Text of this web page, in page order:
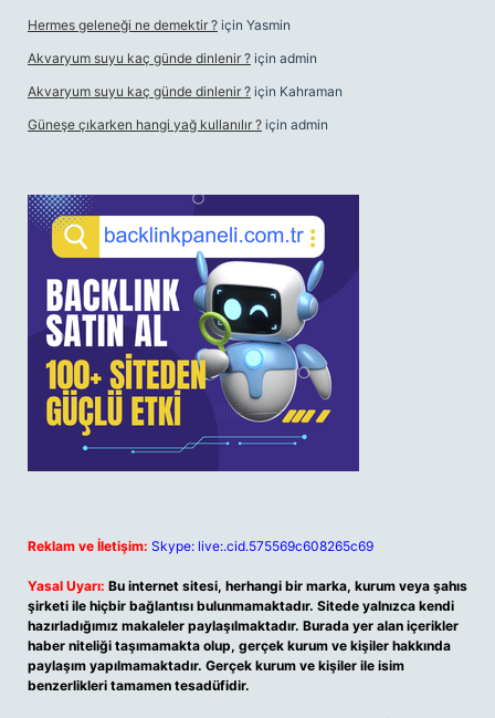
Hermes geleneği ne demektir ? için Yasmin
Akvaryum suyu kaç günde dinlenir ? için admin
Akvaryum suyu kaç günde dinlenir ? için Kahraman
Güneşe çıkarken hangi yağ kullanılır ? için admin
Reklam ve İletişim: Skype: live:.cid.575569c608265c69
Yasal Uyarı: Bu internet sitesi, herhangi bir marka, kurum veya şahıs
şirketi ile hiçbir bağlantısı bulunmamaktadır. Sitede yalnızca kendi
hazırladığımız makaleler paylaşılmaktadır. Burada yer alan içerikler
haber niteliği taşımamakta olup, gerçek kurum ve kişiler hakkında
paylaşım yapılmamaktadır. Gerçek kurum ve kişiler ile isim
benzerlikleri tamamen tesadüfidir.